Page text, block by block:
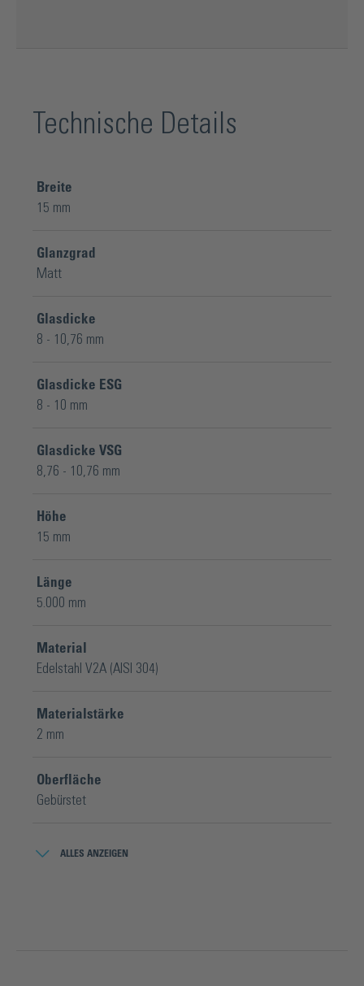
Technische Details
Breite
15 mm
Glanzgrad
Matt
Glasdicke
8 - 10,76 mm
Glasdicke ESG
8 - 10 mm
Glasdicke VSG
8,76 - 10,76 mm
Höhe
15 mm
Länge
5.000 mm
Material
Edelstahl V2A (AISI 304)
Materialstärke
2 mm
Oberfläche
Gebürstet
ALLES ANZEIGEN